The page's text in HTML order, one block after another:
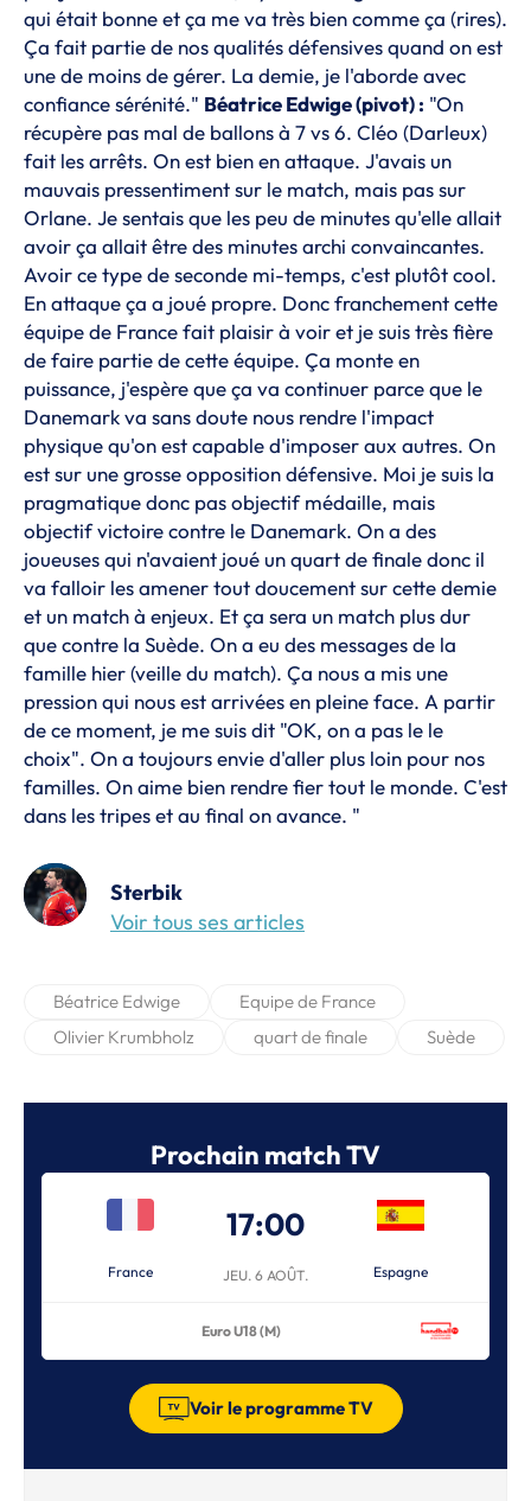
qui était bonne et ça me va très bien comme ça (rires).
Ça fait partie de nos qualités défensives quand on est
une de moins de gérer. La demie, je l'aborde avec
confiance sérénité." Béatrice Edwige (pivot) : "On
récupère pas mal de ballons à 7 vs 6. Cléo (Darleux)
fait les arrêts. On est bien en attaque. J'avais un
mauvais pressentiment sur le match, mais pas sur
Orlane. Je sentais que les peu de minutes qu'elle allait
avoir ça allait être des minutes archi convaincantes.
Avoir ce type de seconde mi-temps, c'est plutôt cool.
En attaque ça a joué propre. Donc franchement cette
équipe de France fait plaisir à voir et je suis très fière
de faire partie de cette équipe. Ça monte en
puissance, j'espère que ça va continuer parce que le
Danemark va sans doute nous rendre l'impact
physique qu'on est capable d'imposer aux autres. On
est sur une grosse opposition défensive. Moi je suis la
pragmatique donc pas objectif médaille, mais
objectif victoire contre le Danemark. On a des
joueuses qui n'avaient joué un quart de finale donc il
va falloir les amener tout doucement sur cette demie
et un match à enjeux. Et ça sera un match plus dur
que contre la Suède. On a eu des messages de la
famille hier (veille du match). Ça nous a mis une
pression qui nous est arrivées en pleine face. A partir
de ce moment, je me suis dit "OK, on a pas le le
choix". On a toujours envie d'aller plus loin pour nos
familles. On aime bien rendre fier tout le monde. C'est
dans les tripes et au final on avance. "
Sterbik
Voir tous ses articles
Béatrice Edwige
Equipe de France
Olivier Krumbholz
quart de finale Suède
Prochain match TV
France
17:00
JEU. 6 AOÛT. Espagne
Euro U18 (M)
Voir le programme TV